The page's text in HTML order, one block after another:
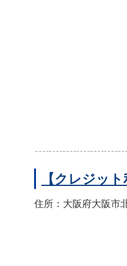
【クレジッ
住所：大阪府大阪市